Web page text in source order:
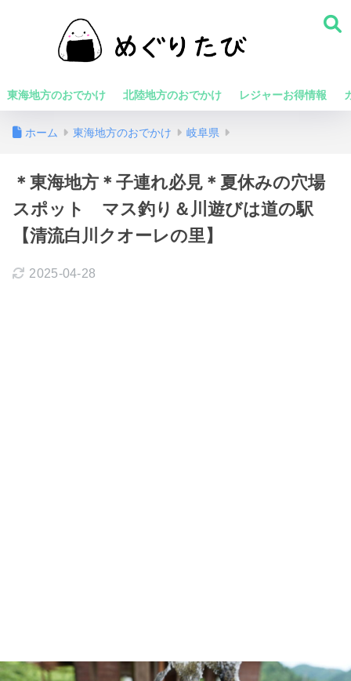
東海地方のおでかけ 北陸地方のおでかけ レジャーお得情報
ホーム 東海地方のおでかけ 岐阜県
＊東海地方＊子連れ必見＊夏休みの穴場
スポット マス釣り＆川遊びは道の駅
【清流白川クオーレの里】
2025-04-28